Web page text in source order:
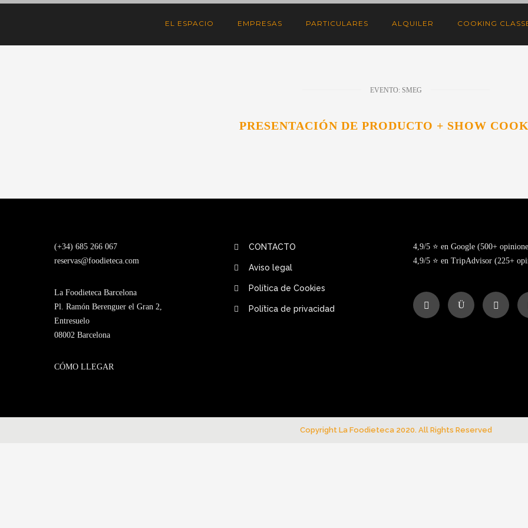
EL ESPACIO EMPRESAS PARTICULARES ALQUILER COOKING
EVENTO: SMEG
PRESENTACIÓN DE PRODUCTO + SHOW
(+34) 685 266 067
reservas@foodieteca.com
La Foodieteca Barcelona
Pl. Ramón Berenguer el Gran 2,
Entresuelo
08002 Barcelona
CÓMO LLEGAR
CONTACTO
Aviso legal
Política de Cookies
Política de privacidad
4,9/5 ⭐ en Google (500+
4,9/5 ⭐ en TripAdvisor (225+
Copyright La Foodieteca 2020. All Rights Reserved